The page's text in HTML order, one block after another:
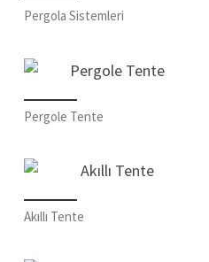
Pergola Sistemleri
Pergole Tente
Akıllı Tente